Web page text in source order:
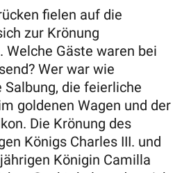
fielen auf die
zur Krönung
Gäste waren bei
Wer war wie
Salbung, die feierliche
goldenen Wagen und der
Die Krönung des
Königs Charles III. und
Königin Camilla